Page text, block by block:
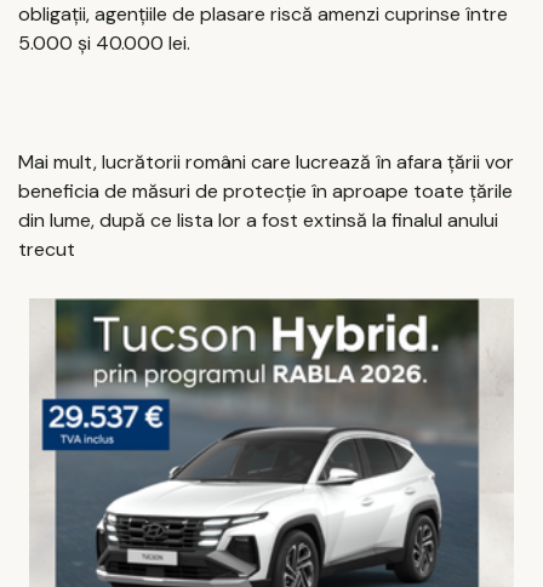
obligații, agențiile de plasare riscă amenzi cuprinse între
5.000 şi 40.000 lei.
Mai mult, lucrătorii români care lucrează în afara țării vor
beneficia de măsuri de protecție în aproape toate țările
din lume, după ce lista lor a fost extinsă la finalul anului
trecut